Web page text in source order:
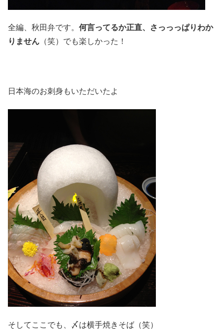
全編、秋田弁です。 何言ってるか正直、さっっっぱりわか
りません （笑）でも楽しかった！
日本海のお刺身もいただいたよ
そしてここでも、〆は横手焼きそば（笑）